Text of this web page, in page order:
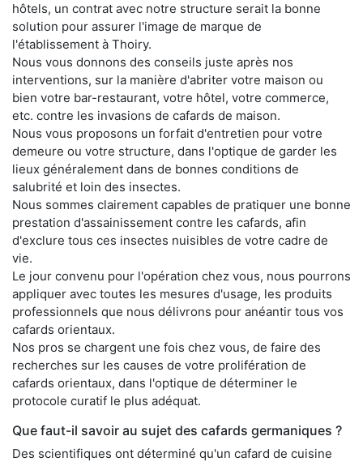
hôtels, un contrat avec notre structure serait la bonne
solution pour assurer l'image de marque de
l'établissement à Thoiry.
Nous vous donnons des conseils juste après nos
interventions, sur la manière d'abriter votre maison ou
bien votre bar-restaurant, votre hôtel, votre commerce,
etc. contre les invasions de cafards de maison.
Nous vous proposons un forfait d'entretien pour votre
demeure ou votre structure, dans l'optique de garder les
lieux généralement dans de bonnes conditions de
salubrité et loin des insectes.
Nous sommes clairement capables de pratiquer une bonne
prestation d'assainissement contre les cafards, afin
d'exclure tous ces insectes nuisibles de votre cadre de
vie.
Le jour convenu pour l'opération chez vous, nous pourrons
appliquer avec toutes les mesures d'usage, les produits
professionnels que nous délivrons pour anéantir tous vos
cafards orientaux.
Nos pros se chargent une fois chez vous, de faire des
recherches sur les causes de votre prolifération de
cafards orientaux, dans l'optique de déterminer le
protocole curatif le plus adéquat.
Que faut-il savoir au sujet des cafards germaniques ?
Des scientifiques ont déterminé qu'un cafard de cuisine